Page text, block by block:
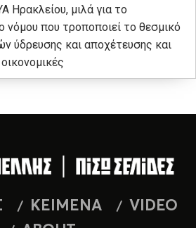
Ηρακλείου, μιλά για το
που τροποποιεί το θεσμικό
ύδρευσης και αποχέτευσης και
ΚΕΙΜΕΝΑ
VIDEO